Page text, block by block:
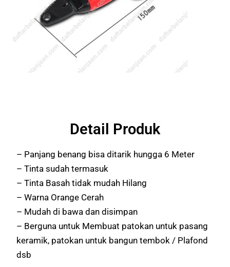
Detail Produk
– Panjang benang bisa ditarik hungga 6 Meter
– Tinta sudah termasuk
– Tinta Basah tidak mudah Hilang
– Warna Orange Cerah
– Mudah di bawa dan disimpan
– Berguna untuk Membuat patokan untuk pasang
keramik, patokan untuk bangun tembok / Plafond
dsb